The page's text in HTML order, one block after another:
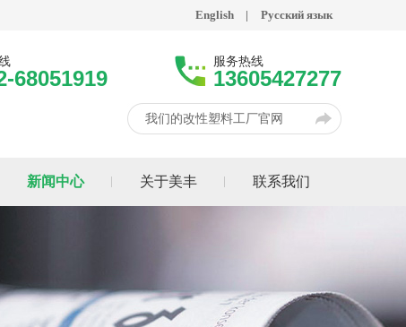
English | Русский язык
68051919
服务热线
13605427277
我们的改性塑料工厂官网
新闻中心 关于美丰 联系我们